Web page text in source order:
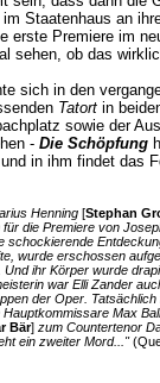
Staatenhaus an
erste Premiere im
sehen, ob das
sich in den
Tatortin
sowie der
- Die Schöpfung
in ihm findet das
Henning[Stephan
die Premiere von
schockierende
wurde erschossen
ihr Körper wurde
war Elli Zander
der Oper.
Max
Bär] zum Countertenor
ein zweiter Mord..."